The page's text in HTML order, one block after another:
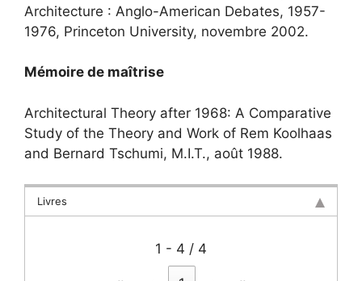
Architecture : Anglo-American Debates, 1957-
1976, Princeton University, novembre 2002.
Mémoire de maîtrise
Architectural Theory after 1968: A Comparative
Study of the Theory and Work of Rem Koolhaas
and Bernard Tschumi, M.I.T., août 1988.
Livres
1 - 4 / 4